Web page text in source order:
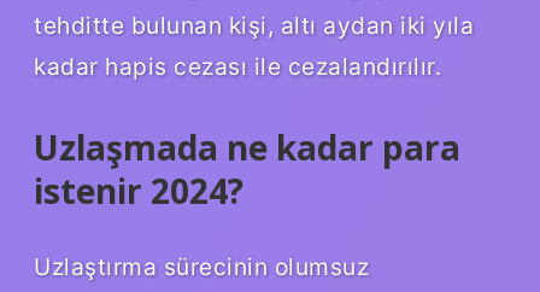
tehditte bulunan kişi, altı aydan iki yıla
kadar hapis cezası ile cezalandırılır.
Uzlaşmada ne kadar para
istenir 2024?
Uzlaştırma sürecinin olumsuz